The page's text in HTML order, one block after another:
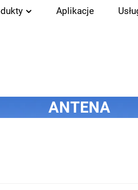
Aplikacje
ANTENA